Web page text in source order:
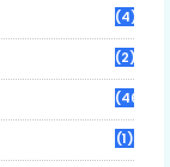
(4)
(2)
(46)
(1)